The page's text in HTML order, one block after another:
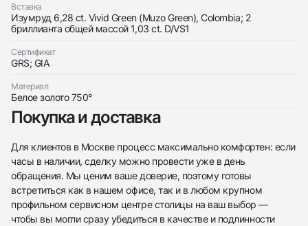
Вставка
Изумруд 6,28 ct. Vivid Green (Muzo Green), Colombia; 2
бриллианта общей массой 1,03 ct. D/VS1
Сертификат
GRS; GIA
Материал
Белое золото 750°
Покупка и доставка
Для клиентов в Москве процесс максимально комфортен: если
часы в наличии, сделку можно провести уже в день
обращения. Мы ценим ваше доверие, поэтому готовы
встретиться как в нашем офисе, так и в любом крупном
профильном сервисном центре столицы на ваш выбор —
чтобы вы могли сразу убедиться в качестве и подлинности
Оставьте ваши контактные данные и мы свяжемся
с вами
Studio jewelry
Отправить заявку
Кольцо с изумрудом 6,28 ct. (Colombia) Vivid
Green
Приложите фото ваших часов…
Отправить заявку